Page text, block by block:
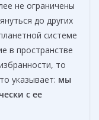
не ограничены
до других
системе
в пространстве
то
указывает: мы
с ее